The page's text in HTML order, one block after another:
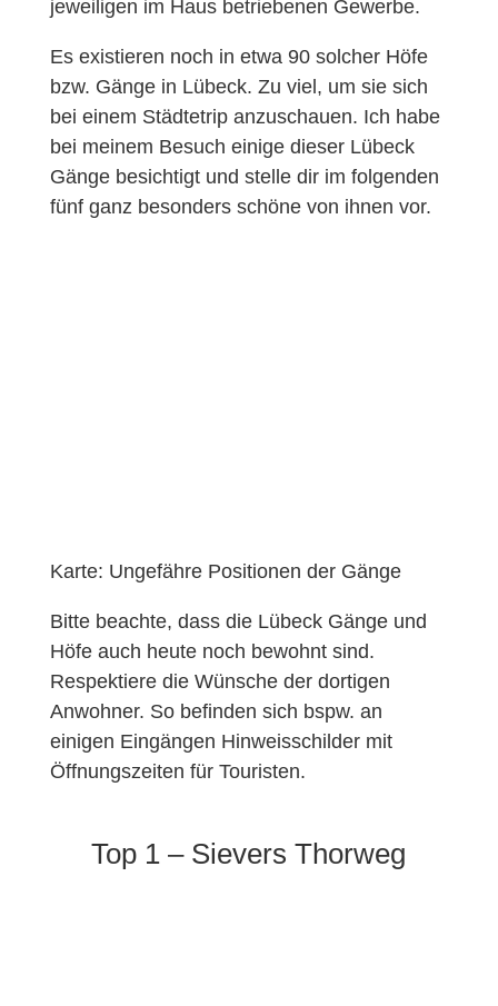
jeweiligen im Haus betriebenen Gewerbe.
Es existieren noch in etwa 90 solcher Höfe
bzw. Gänge in Lübeck. Zu viel, um sie sich
bei einem Städtetrip anzuschauen. Ich habe
bei meinem Besuch einige dieser Lübeck
Gänge besichtigt und stelle dir im folgenden
fünf ganz besonders schöne von ihnen vor.
Karte: Ungefähre Positionen der Gänge
Bitte beachte, dass die Lübeck Gänge und
Höfe auch heute noch bewohnt sind.
Respektiere die Wünsche der dortigen
Anwohner. So befinden sich bspw. an
einigen Eingängen Hinweisschilder mit
Öffnungszeiten für Touristen.
Top 1 – Sievers Thorweg